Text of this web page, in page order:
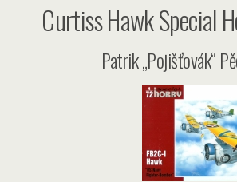
Curtiss Hawk Special
Patrik „Pojišťovák“